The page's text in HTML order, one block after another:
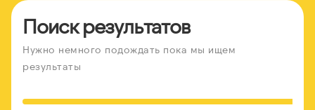
Поиск результатов
Нужно немного подождать пока мы ищем
результаты